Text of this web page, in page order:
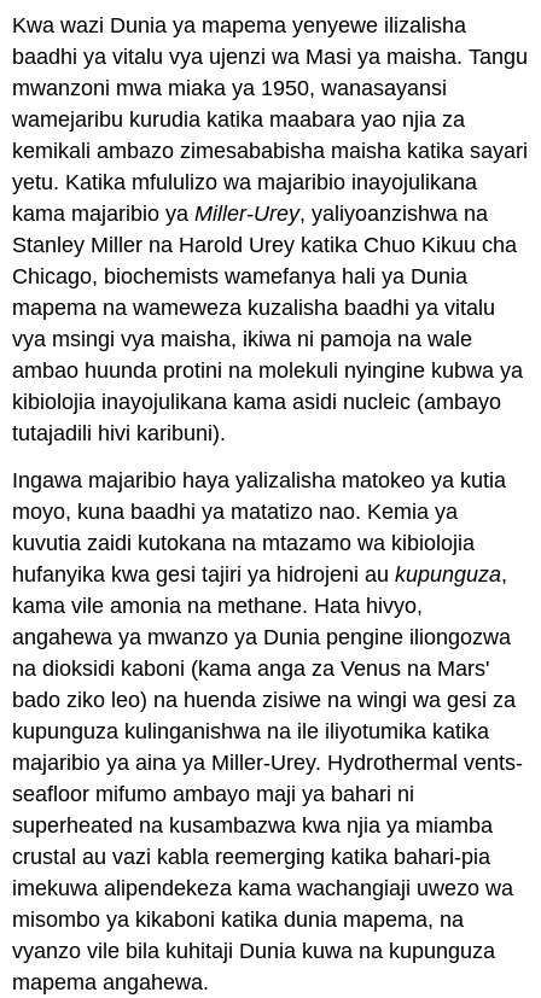
Kwa wazi Dunia ya mapema yenyewe ilizalisha
baadhi ya vitalu vya ujenzi wa Masi ya maisha. Tangu
mwanzoni mwa miaka ya 1950, wanasayansi
wamejaribu kurudia katika maabara yao njia za
kemikali ambazo zimesababisha maisha katika sayari
yetu. Katika mfululizo wa majaribio inayojulikana
kama majaribio yaMiller-Urey, yaliyoanzishwa na
Stanley Miller na Harold Urey katika Chuo Kikuu cha
Chicago, biochemists wamefanya hali ya Dunia
mapema na wameweza kuzalisha baadhi ya vitalu
vya msingi vya maisha, ikiwa ni pamoja na wale
ambao huunda protini na molekuli nyingine kubwa ya
kibiolojia inayojulikana kama asidi nucleic (ambayo
tutajadili hivi karibuni).
Ingawa majaribio haya yalizalisha matokeo ya kutia
moyo, kuna baadhi ya matatizo nao. Kemia ya
kuvutia zaidi kutokana na mtazamo wa kibiolojia
hufanyika kwa gesi tajiri ya hidrojeni aukupunguza,
kama vile amonia na methane. Hata hivyo,
angahewa ya mwanzo ya Dunia pengine iliongozwa
na dioksidi kaboni (kama anga za Venus na Mars'
bado ziko leo) na huenda zisiwe na wingi wa gesi za
kupunguza kulinganishwa na ile iliyotumika katika
majaribio ya aina ya Miller-Urey. Hydrothermal vents-
seafloor mifumo ambayo maji ya bahari ni
superheated na kusambazwa kwa njia ya miamba
crustal au vazi kabla reemerging katika bahari-pia
imekuwa alipendekeza kama wachangiaji uwezo wa
misombo ya kikaboni katika dunia mapema, na
vyanzo vile bila kuhitaji Dunia kuwa na kupunguza
mapema angahewa.